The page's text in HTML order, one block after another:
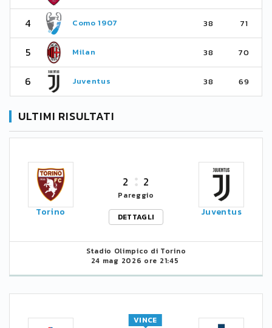
4 Como 1907 38 71
5 Milan 38 70
6 Juventus 38 69
ULTIMI RISULTATI
Torino
2 2
Pareggio
DETTAGLI
Juventus
Stadio Olimpico di Torino
24 mag 2026 ore 21:45
VINCE